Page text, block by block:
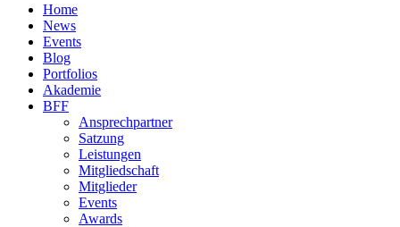
Home
News
Events
Blog
Portfolios
Akademie
BFF
Ansprechpartner
Satzung
Leistungen
Mitgliedschaft
Mitglieder
Events
Awards